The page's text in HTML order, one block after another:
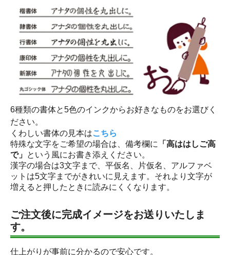
6種類の書体と5色のインクからお好きなものをお選びく
ださい。
くわしい書体の見本はこちら
特殊な文字をご希望の場合は、備考欄に
「高ははしご高
で」 という風にお書き添えください。
漢字の場合は3文字まで、平仮名、片仮名、アルファベ
ットは5文字までがきれいに見えます。それより文字が
増えると押したときに読みにくくなります。
ご注文後に完成イメージをお送りいたしま
す。
仕上がりが事前に分かるので安心です。